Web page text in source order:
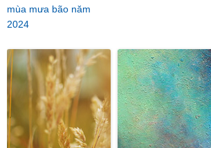
mùa mưa bão năm
2024